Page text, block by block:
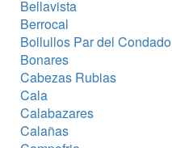
Bellavista
Berrocal
Bollullos Par del Condado
Bonares
Cabezas Rubias
Cala
Calabazares
Calañas